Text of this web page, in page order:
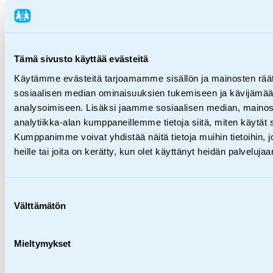
Tämä sivusto käyttää evästeitä
Käytämme evästeitä tarjoamamme sisällön ja mainosten
sosiaalisen median ominaisuuksien tukemiseen ja
analysoimiseen. Lisäksi jaamme sosiaalisen median,
analytiikka-alan kumppaneillemme tietoja siitä, miten käytät
Kumppanimme voivat yhdistää näitä tietoja muihin tietoihin,
heille tai joita on kerätty, kun olet käyttänyt heidän
valinta
Välttämätön
Mieltymykset
Lahjoita
en
sv
Hae SOS-Lapsikylän sivustolta
Mitä
mai­ne